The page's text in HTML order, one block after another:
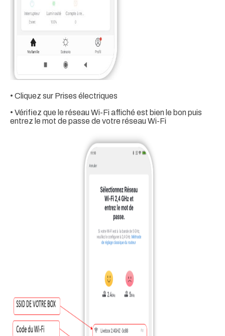
• Cliquez sur Prises électriques
• Vérifiez que le réseau Wi-Fi affiché est bien le bon puis
entrez le mot de passe de votre réseau Wi-Fi